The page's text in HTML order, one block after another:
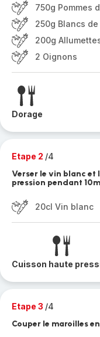
750g Pommes
250g Blancs
200g
2 Oignons
Dorage
Etape 2 /4
Verser le vin blanc et
pression pendant
20cl Vin blanc
Cuisson haute
Etape 3 /4
Couper le maroilles